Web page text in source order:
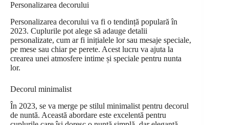
Personalizarea decorului
Personalizarea decorului va fi o tendință populară în
2023. Cuplurile pot alege să adauge detalii
personalizate, cum ar fi inițialele lor sau mesaje speciale,
pe mese sau chiar pe perete. Acest lucru va ajuta la
crearea unei atmosfere intime și speciale pentru nunta
lor.
Decorul minimalist
În 2023, se va merge pe stilul minimalist pentru decorul
de nuntă. Această abordare este excelentă pentru